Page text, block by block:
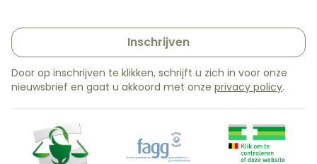
Inschrijven
Door op inschrijven te klikken, schrijft u zich in voor onze
nieuwsbrief en gaat u akkoord met onze privacy policy.